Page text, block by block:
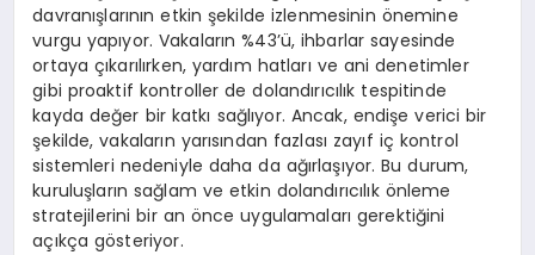
davranışlarının etkin şekilde izlenmesinin önemine
vurgu yapıyor. Vakaların %43’ü, ihbarlar sayesinde
ortaya çıkarılırken, yardım hatları ve ani denetimler
gibi proaktif kontroller de dolandırıcılık tespitinde
kayda değer bir katkı sağlıyor. Ancak, endişe verici bir
şekilde, vakaların yarısından fazlası zayıf iç kontrol
sistemleri nedeniyle daha da ağırlaşıyor. Bu durum,
kuruluşların sağlam ve etkin dolandırıcılık önleme
stratejilerini bir an önce uygulamaları gerektiğini
açıkça gösteriyor.